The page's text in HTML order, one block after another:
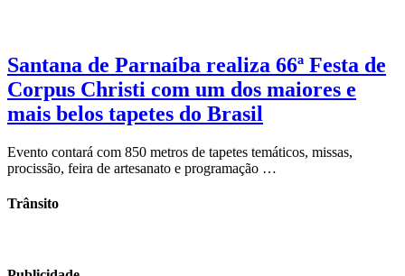
Santana de Parnaíba realiza 66ª Festa de
Corpus Christi com um dos maiores e
mais belos tapetes do Brasil
Evento contará com 850 metros de tapetes temáticos, missas,
procissão, feira de artesanato e programação …
Trânsito